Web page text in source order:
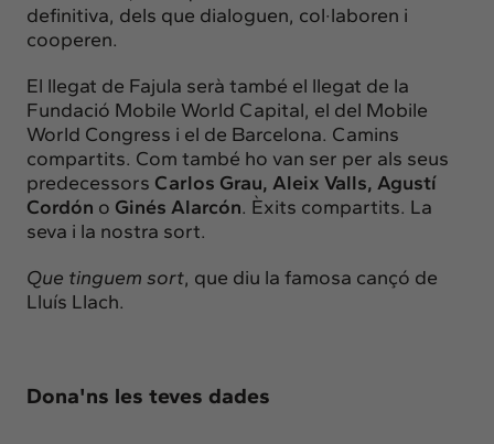
definitiva, dels que dialoguen, col·laboren i
cooperen.
El llegat de Fajula serà també el llegat de la
Fundació Mobile World Capital, el del Mobile
World Congress i el de Barcelona. Camins
compartits. Com també ho van ser per als seus
predecessors Carlos Grau, Aleix Valls, Agustí
Cordón o Ginés Alarcón. Èxits compartits. La
seva i la nostra sort.
Que tinguem sort, que diu la famosa cançó de
Lluís Llach.
Dona'ns les teves dades